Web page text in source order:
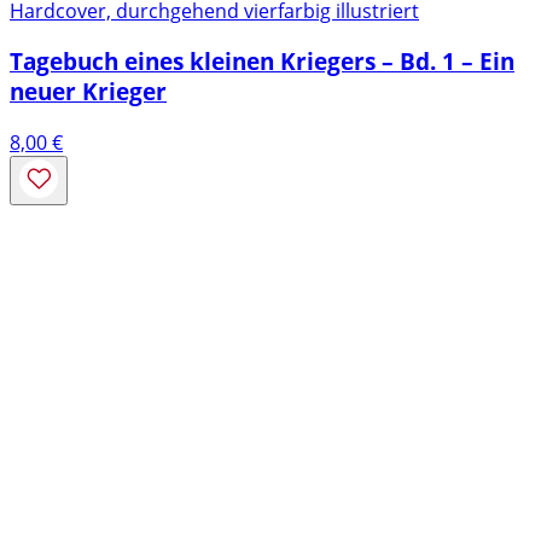
Hardcover, durchgehend vierfarbig illustriert
Tagebuch eines kleinen Kriegers – Bd. 1 – Ein
neuer Krieger
8,00€